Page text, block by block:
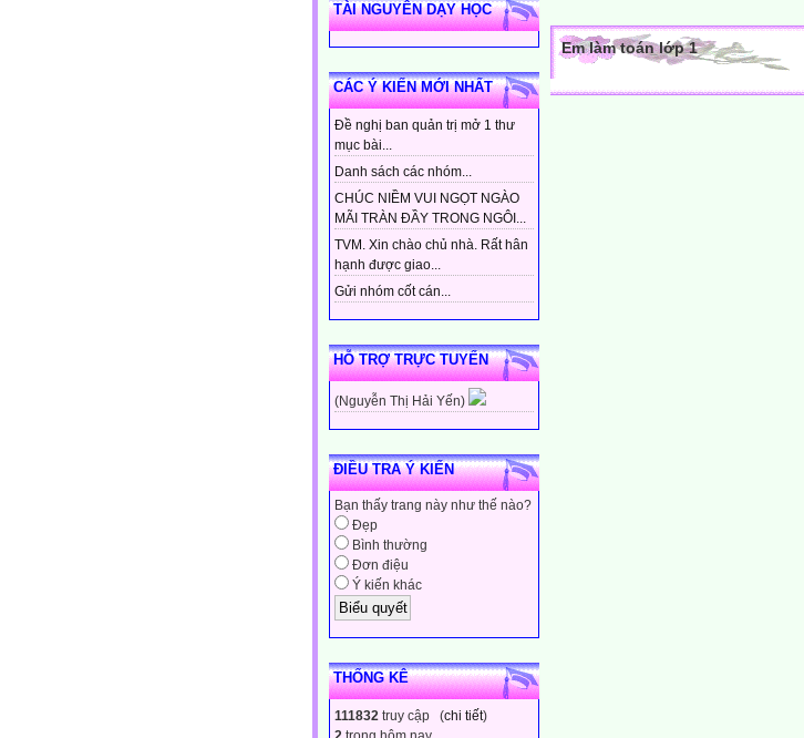
TÀI NGUYÊN DẠY HỌC
CÁC Ý KIẾN MỚI NHẤT
Đề nghị ban quản trị mở 1 thư
mục bài...
Danh sách các nhóm...
CHÚC NIỀM VUI NGỌT NGÀO
MÃI TRÀN ĐẦY TRONG NGÔI...
TVM. Xin chào chủ nhà. Rất hân
hạnh được giao...
Gửi nhóm cốt cán...
HỖ TRỢ TRỰC TUYẾN
(Nguyễn Thị Hải Yến)
ĐIỀU TRA Ý KIẾN
Bạn thấy trang này như thế nào?
Đẹp
Bình thường
Đơn điệu
Ý kiến khác
THỐNG KÊ
111832 truy cập (chi tiết)
Em làm toán lớp 1